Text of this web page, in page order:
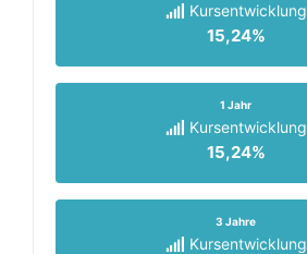
Kursentwicklung
15,24%
1 Jahr
Kursentwicklung
15,24%
3 Jahre
Kursentwicklung